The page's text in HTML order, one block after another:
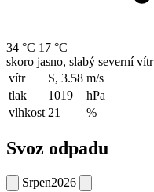
34 °C 17 °C
skoro jasno, slabý severní vítr
vítr
S, 3.58 m/s
tlak
1019
hPa
vlhkost 21 %
Svoz odpadu
Srpen2026